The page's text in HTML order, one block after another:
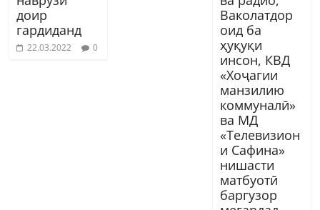
доир
гардиданд
22.03.2022 0
Ваколатдор
оид ба
ҳуқуқи
инсон, КВД
«Хоҷагии
манзилию
коммуналӣ»
ва МД
«Телевизион
и Сафина»
нишасти
матбуотӣ
баргузор